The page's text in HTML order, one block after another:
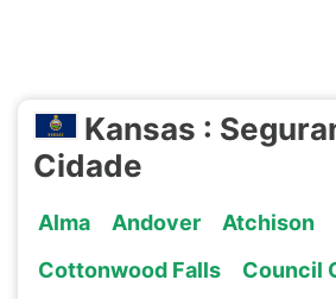
Kansas :
Cidade
Alma Andover Atchison
Cottonwood Falls
Council